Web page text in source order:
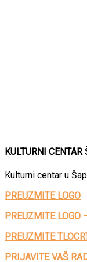
KULTURNI CENTAR
Kulturni centar u
PREUZMITE LOGO
PREUZMITE LOGO
PREUZMITE
PRIJAVITE VAŠ